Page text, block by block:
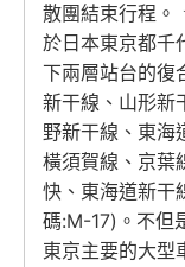
散團結束行程
於日本東京都千
下兩層站台的復
新干線、山形新
野新干線、東海
橫須賀線、京葉
快、東海道新干
碼:M-17)。不但
東京主要的大型